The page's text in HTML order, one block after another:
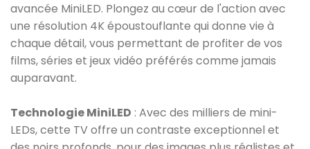
avancée MiniLED. Plongez au cœur de l'action avec
une résolution 4K époustouflante qui donne vie à
chaque détail, vous permettant de profiter de vos
films, séries et jeux vidéo préférés comme jamais
auparavant.
Technologie MiniLED : Avec des milliers de mini-
LEDs, cette TV offre un contraste exceptionnel et